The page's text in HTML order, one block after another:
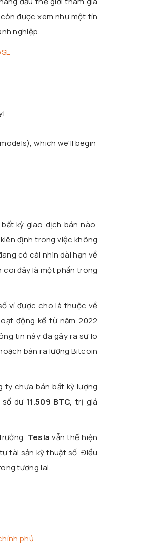
được xem như một tín
nghiệp.
which we'll begin
kỳ giao dịch bán nào,
định trong việc không
có cái nhìn dài hạn về
coi đây là một phần trong
ví được cho là thuộc về
động kể từ năm 2022
tin này đã gây ra sự lo
bán ra lượng Bitcoin
ty chưa bán bất kỳ lượng
số dư 11.509 BTC, trị giá
Tesla vẫn thể hiện
tài sản kỹ thuật số. Điều
tương lai.
phủ